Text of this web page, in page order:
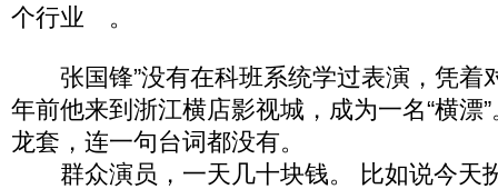
个行业 。
张国锋”没有在科班系统学过表演，凭着
年前他来到浙江横店影视城，成为一名“横漂
龙套，连一句台词都没有。
群众演员，一天几十块钱。 比如说今天